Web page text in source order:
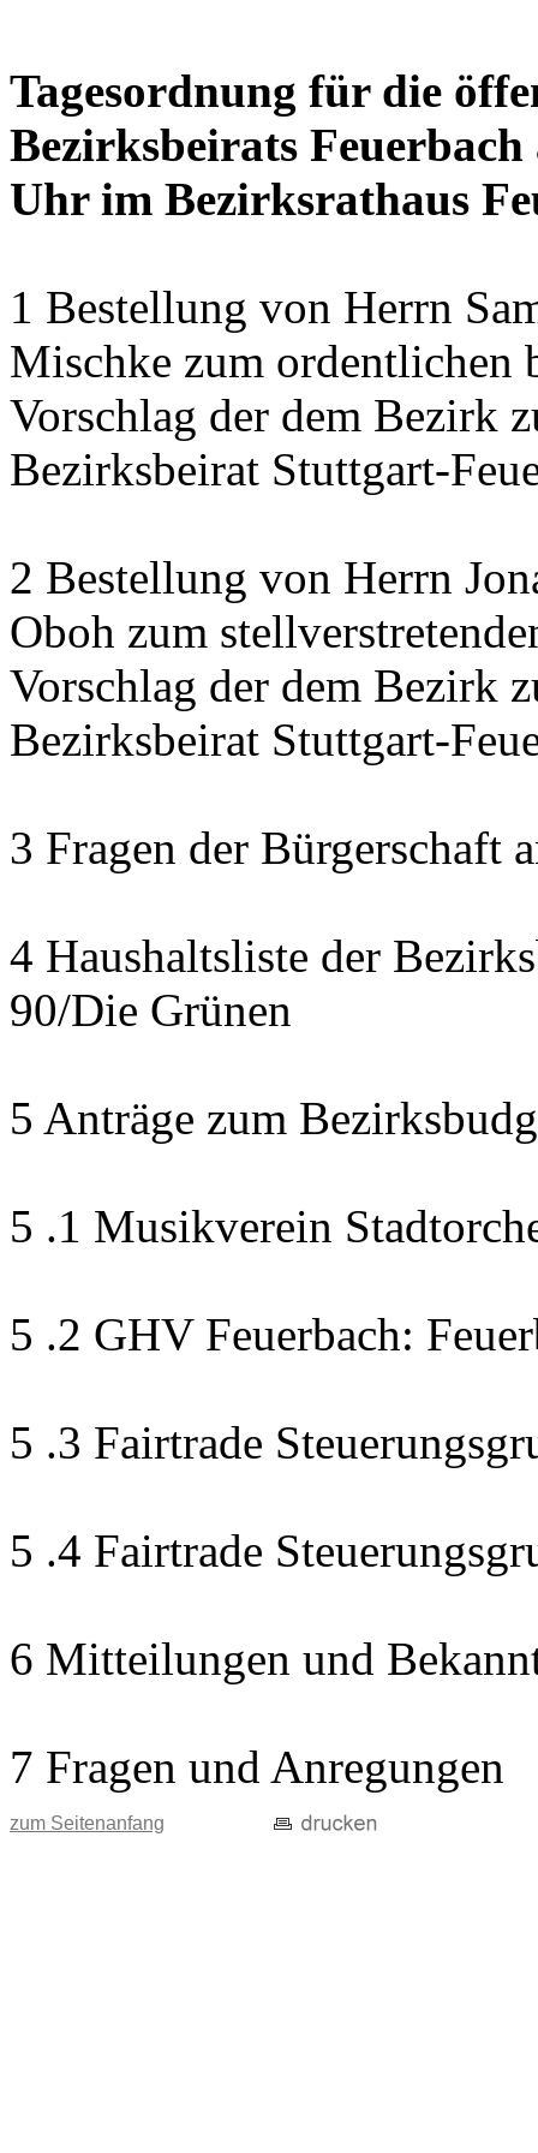
Tagesordnung für die
Bezirksbeirats
Uhr im Bezirksrathaus
1 Bestellung von Herrn
Mischke zum ordentlichen
Vorschlag der dem Bezirk
Bezirksbeirat Stuttgart-
2 Bestellung von Herrn
Oboh zum
Vorschlag der dem Bezirk
Bezirksbeirat Stuttgart-
3 Fragen der Bürgerschaft
4 Haushaltsliste der
90/Die Grünen
5 Anträge zum
5 .1 Musikverein
5 .2 GHV Feuerbach:
5 .3 Fairtrade
5 .4 Fairtrade
6 Mitteilungen und
7 Fragen und Anregungen
zum Seitenanfang